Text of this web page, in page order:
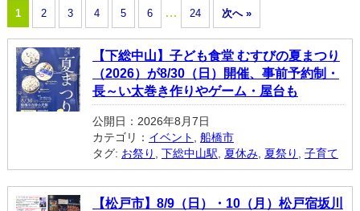
1 2 3 4 5 6 … 24 次へ »
【下総中山】子ども食堂 むすびの夏まつり
（2026）が8/30（日）開催、事前予約制・
長～い太巻き作りやゲーム・屋台も
公開日：2026年8月7日
カテゴリ： イベント
船橋市
タグ: お祭り 下総中山駅 夏休み, 夏祭り 子育て
【松戸市】8/9（日）・10（月）松戸宿坂川